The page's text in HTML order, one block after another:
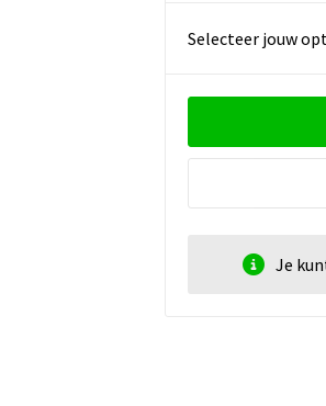
Selecteer jouw
Je